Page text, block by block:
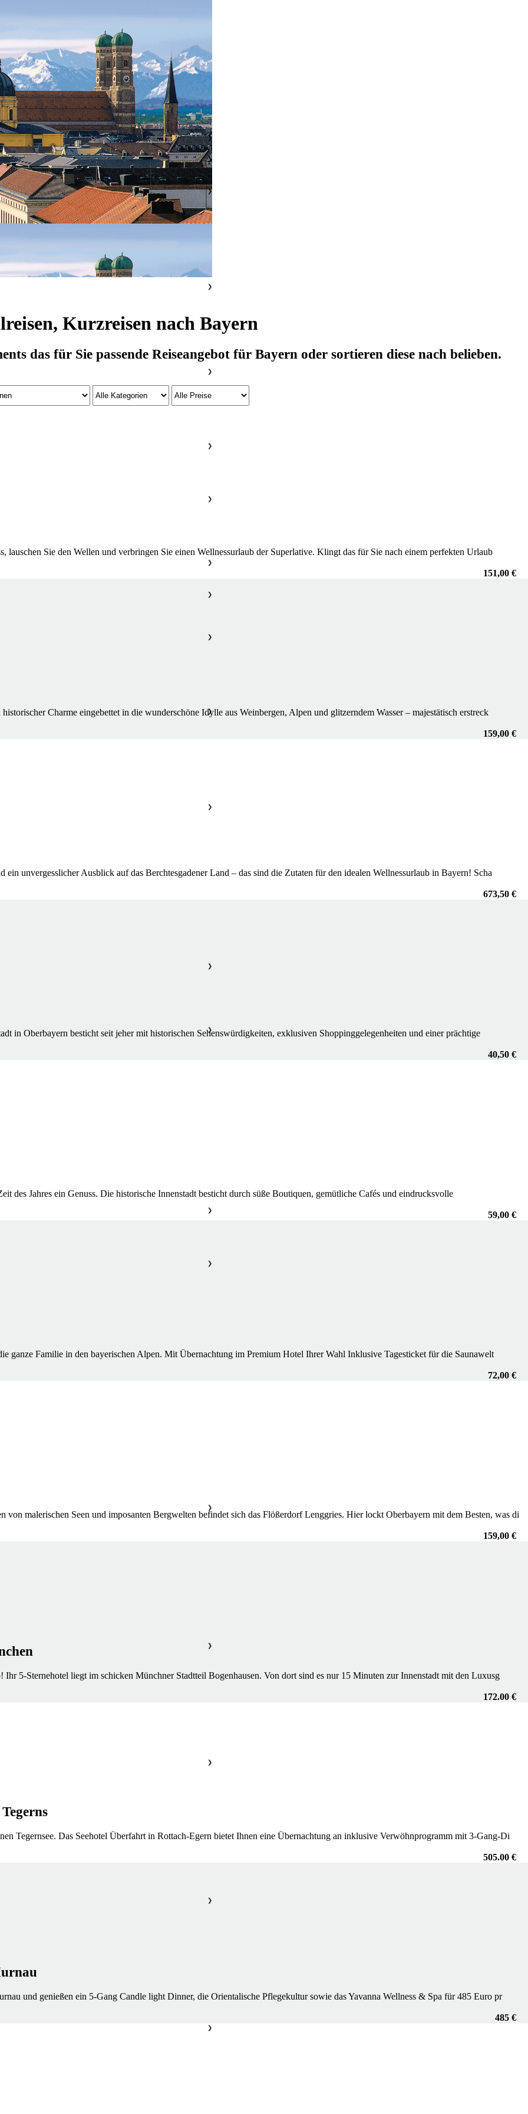
Kurzreisen nach Bayern
das für Sie passende Reiseangebot für Bayern oder sortieren diese nach belieben.
Sie den Wellen und verbringen Sie einen Wellnessurlaub der Superlative. Klingt das für Sie nach einem perfekten Urlaub
151,00 €
Charme eingebettet in die wunderschöne Idylle aus Weinbergen, Alpen und glitzerndem Wasser – majestätisch erstreck
159,00 €
unvergesslicher Ausblick auf das Berchtesgadener Land – das sind die Zutaten für den idealen Wellnessurlaub in Bayern! Scha
673,50 €
Oberbayern besticht seit jeher mit historischen Sehenswürdigkeiten, exklusiven Shoppinggelegenheiten und einer prächtige
40,50 €
des Jahres ein Genuss. Die historische Innenstadt besticht durch süße Boutiquen, gemütliche Cafés und eindrucksvolle
59,00 €
ganze Familie in den bayerischen Alpen. Mit Übernachtung im Premium Hotel Ihrer Wahl Inklusive Tagesticket für die Saunawelt
72,00 €
malerischen Seen und imposanten Bergwelten befindet sich das Flößerdorf Lenggries. Hier lockt Oberbayern mit dem Besten, was di
159,00 €
5-Sternehotel liegt im schicken Münchner Stadtteil Bogenhausen. Von dort sind es nur 15 Minuten zur Innenstadt mit den Luxusg
172.00 €
Tegernsee. Das Seehotel Überfahrt in Rottach-Egern bietet Ihnen eine Übernachtung an inklusive Verwöhnprogramm mit 3-Gang-Di
505.00 €
und genießen ein 5-Gang Candle light Dinner, die Orientalische Pflegekultur sowie das Yavanna Wellness & Spa für 485 Euro pr
485 €
❯
❯
❯
❯
❯
❯
❯
❯
❯
❯
❯
❯
❯
❯
❯
❯
❯
❯
❯
❯
❯